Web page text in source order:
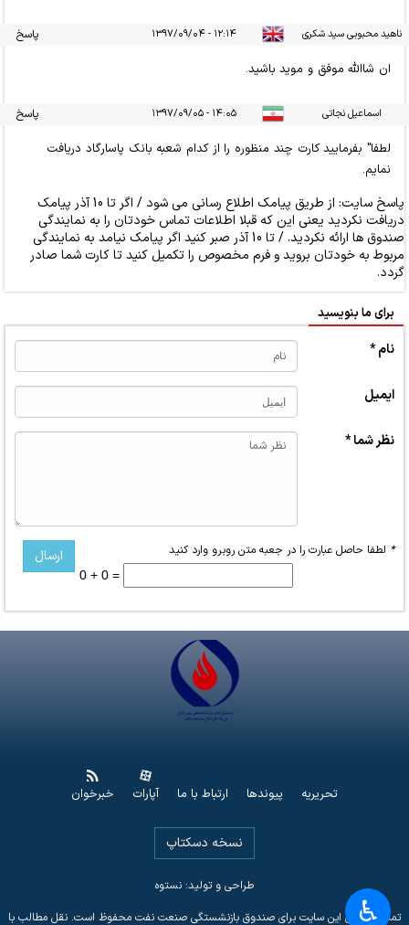
ناهید محبوبی سید شکری ۱۲:۱۴ - ۱۳۹۷/۰۹/۰۴ پاسخ
ان شاالله موفق و موید باشید.
اسماعیل نجاتی ۱۴:۰۵ - ۱۳۹۷/۰۹/۰۵ پاسخ
لطفا" بفرمایید کارت چند منظوره را از کدام شعبه بانک پاسارگاد دریافت
نمایم.
پاسخ سایت:
از طریق پیامک اطلاع رسانی می شود / اگر تا 10 آذر پیامک
دریافت نکردید یعنی این که قبلا اطلاعات تماس خودتان را به نمایندگی
صندوق ها ارائه نکردید. / تا 10 آذر صبر کنید اگر پیامک نیامد به نمایندگی
مربوط به خودتان بروید و فرم مخصوص را تکمیل کنید تا کارت شما صادر
گردد.
برای ما بنویسید
نام *
ایمیل
نظر شما *
* لطفا حاصل عبارت را در جعبه متن روبرو وارد کنید
0 + 0 =
تحریریه پیوندها ارتباط با ما آپارات خبرخوان
نسخه دسکتاپ
طراحی و تولید: نستوه
تمامی حقوق این سایت برای صندوق بازنشستگی صنعت نفت محفوظ است. نقل مطالب با
♿︎